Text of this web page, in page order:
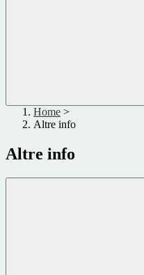
Home >
Altre info
Altre info